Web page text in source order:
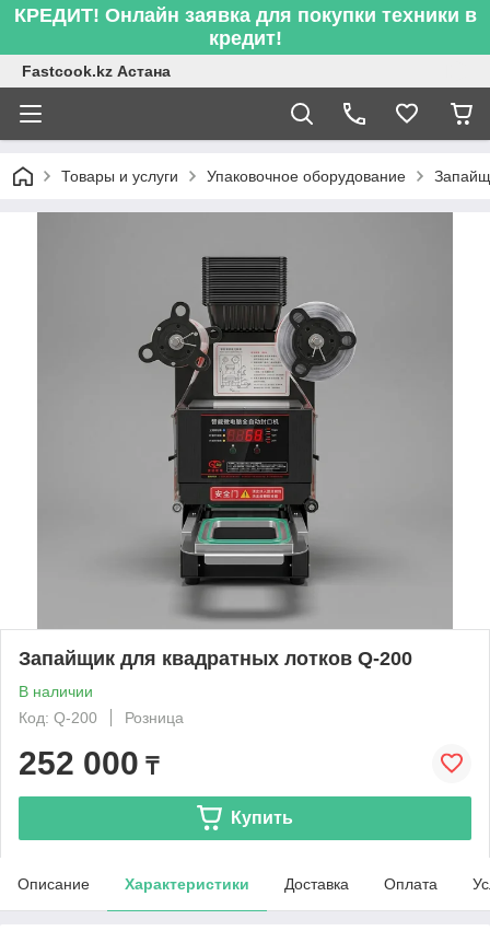
КРЕДИТ! Онлайн заявка для покупки техники в
кредит!
Fastcook.kz Астана
Товары и услуги Упаковочное оборудование
Запайщик для квадратных лотков Q-200
В наличии
Код: Q-200
Розница
252 000 ₸
Купить
Описание Характеристики Доставка Оплата